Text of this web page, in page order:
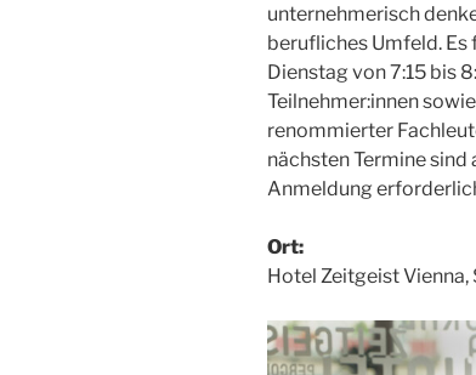
unternehmerisch
berufliches Umfeld.
Dienstag von 7:15 bis
Teilnehmer:innen
renommierter
nächsten Termine sind
Anmeldung
Ort:
Hotel Zeitgeist Vienna,